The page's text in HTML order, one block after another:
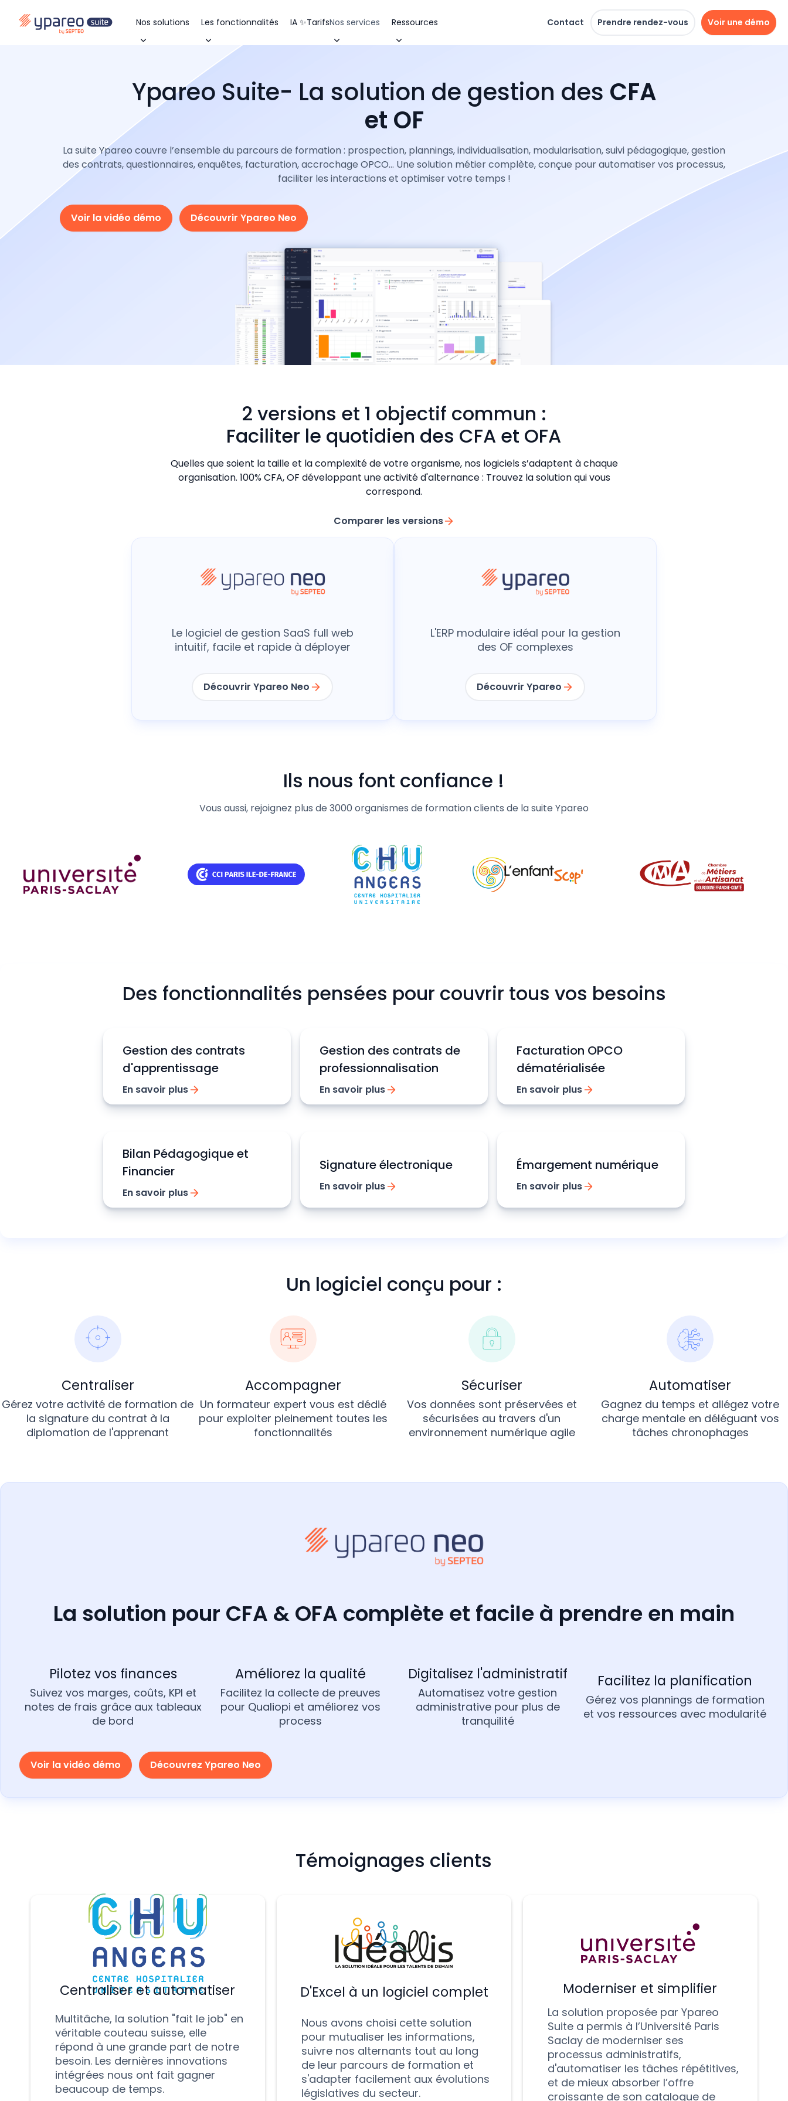
Nos solutions Les fonctionnalités IA ✨TarifsNos services Ressources Contact Prendre rendez-vous Voir une démo
Ypareo Suite- La solution de gestion des CFA
et OF
La suite Ypareo couvre l’ensemble du parcours de formation : prospection, plannings, individualisation, modularisation, suivi pédagogique, gestion
des contrats, questionnaires, enquêtes, facturation, accrochage OPCO... Une solution métier complète, conçue pour automatiser vos processus,
faciliter les interactions et optimiser votre temps !
Voir la vidéo démo Découvrir Ypareo Neo
2 versions et 1 objectif commun :
Faciliter le quotidien des CFA et OFA
Quelles que soient la taille et la complexité de votre organisme, nos logiciels s’adaptent à chaque
organisation. 100% CFA, OF développant une activité d'alternance : Trouvez la solution qui vous
correspond.
Comparer les versions
Le logiciel de gestion SaaS full web
intuitif, facile et rapide à déployer
Découvrir Ypareo Neo
L'ERP modulaire idéal pour la gestion
des OF complexes
Découvrir Ypareo
Ils nous font confiance !
Vous aussi, rejoignez plus de 3000 organismes de formation clients de la suite Ypareo
Des fonctionnalités pensées pour couvrir tous vos besoins
Gestion des contrats
d'apprentissage
En savoir plus
Gestion des contrats de
professionnalisation
En savoir plus
Facturation OPCO
dématérialisée
En savoir plus
Bilan Pédagogique et
Financier
En savoir plus
Signature électronique
En savoir plus
Émargement numérique
En savoir plus
Un logiciel conçu pour :
Centraliser
Gérez votre activité de formation de
la signature du contrat à la
diplomation de l'apprenant
Accompagner
Un formateur expert vous est dédié
pour exploiter pleinement toutes les
fonctionnalités
Sécuriser
Vos données sont préservées et
sécurisées au travers d'un
environnement numérique agile
Automatiser
Gagnez du temps et allégez votre
charge mentale en déléguant vos
tâches chronophages
La solution pour CFA & OFA complète et facile à prendre en main
Pilotez vos finances
Suivez vos marges, coûts, KPI et
notes de frais grâce aux tableaux
de bord
Améliorez la qualité
Facilitez la collecte de preuves
pour Qualiopi et améliorez vos
process
Digitalisez l'administratif
Automatisez votre gestion
administrative pour plus de
tranquilité
Facilitez la planification
Gérez vos plannings de formation
et vos ressources avec modularité
Voir la vidéo démo Découvrez Ypareo Neo
Témoignages clients
Centraliser et automatiser
Multitâche, la solution "fait le job" en
véritable couteau suisse, elle
répond à une grande part de notre
besoin. Les dernières innovations
intégrées nous ont fait gagner
beaucoup de temps.
D'Excel à un logiciel complet
Nous avons choisi cette solution
pour mutualiser les informations,
suivre nos alternants tout au long
de leur parcours de formation et
s'adapter facilement aux évolutions
législatives du secteur.
Moderniser et simplifier
La solution proposée par Ypareo
Suite a permis à l’Université Paris
Saclay de moderniser ses
processus administratifs,
d'automatiser les tâches répétitives,
et de mieux absorber l’offre
croissante de son catalogue de